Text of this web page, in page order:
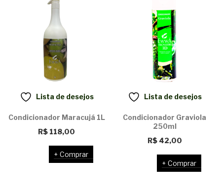
Lista de desejos
Condicionador Maracujá 1L
R$ 118,00
Comprar
Lista de desejos
Condicionador Graviola
250ml
R$42,00
Comprar